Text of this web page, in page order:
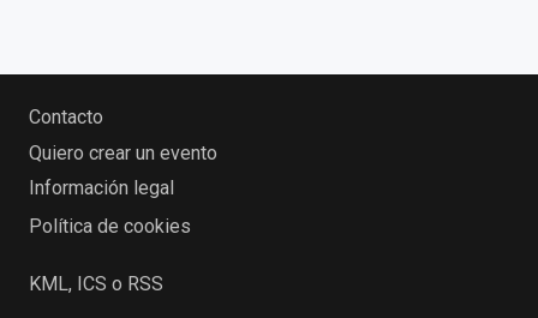
Contacto
Quiero crear un evento
Información legal
Política de cookies
KML, ICS o RSS